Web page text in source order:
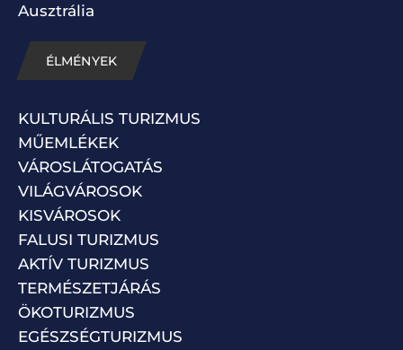
Ausztrália
ÉLMÉNYEK
KULTURÁLIS TURIZMUS
MŰEMLÉKEK
VÁROSLÁTOGATÁS
VILÁGVÁROSOK
KISVÁROSOK
FALUSI TURIZMUS
AKTÍV TURIZMUS
TERMÉSZETJÁRÁS
ÖKOTURIZMUS
EGÉSZSÉGTURIZMUS